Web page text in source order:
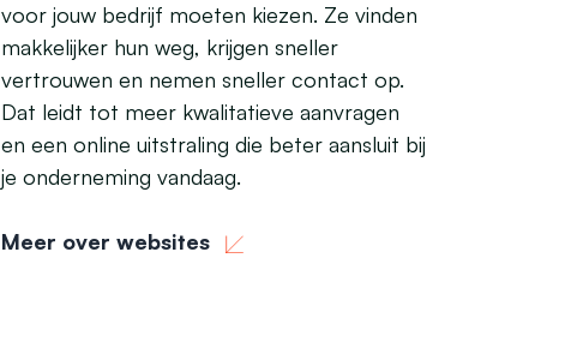
voor jouw bedrijf moeten kiezen. Ze vinden
makkelijker hun weg, krijgen sneller
vertrouwen en nemen sneller contact op.
Dat leidt tot meer kwalitatieve aanvragen
en een online uitstraling die beter aansluit bij
je onderneming vandaag.
Meer over websites